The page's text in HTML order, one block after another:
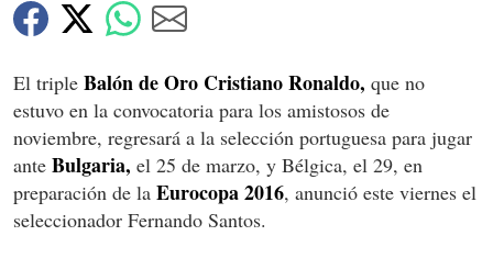
El triple Balón de Oro Cristiano Ronaldo, que no
estuvo en la convocatoria para los amistosos de
noviembre, regresará a la selección portuguesa para jugar
ante Bulgaria, el 25 de marzo, y Bélgica, el 29, en
preparación de la Eurocopa 2016, anunció este viernes el
seleccionador Fernando Santos.